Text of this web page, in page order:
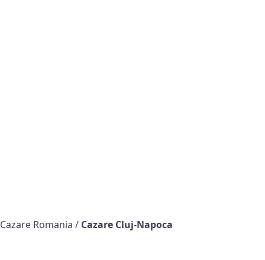
Cazare Romania / Cazare Cluj-Napoca